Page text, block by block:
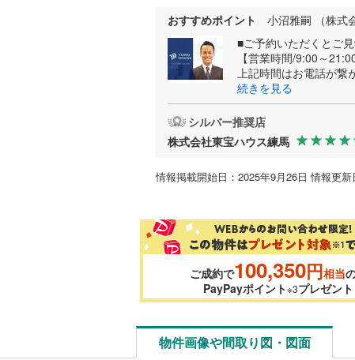
おすすめポイント
小沼雅嗣 （株式
■ご予約いただくとご
【営業時間/9:00～21:00
上記時間はお電話が繋
続きを見る
シルバー推奨店
株式会社東宝ハウス練馬
情報掲載開始日：2025年9月26日 情報更
ご成約で100,350円相当
PayPayポイント※3プレゼント
物件画像や間取り図・図面